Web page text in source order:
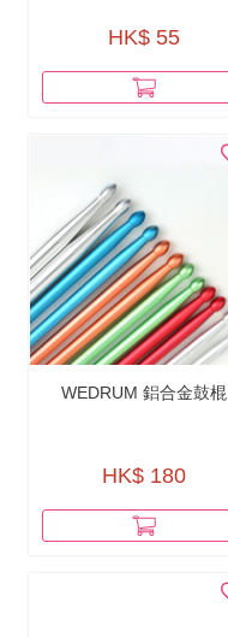
HK$ 55
WEDRUM 鋁合金鼓棍
HK$ 180